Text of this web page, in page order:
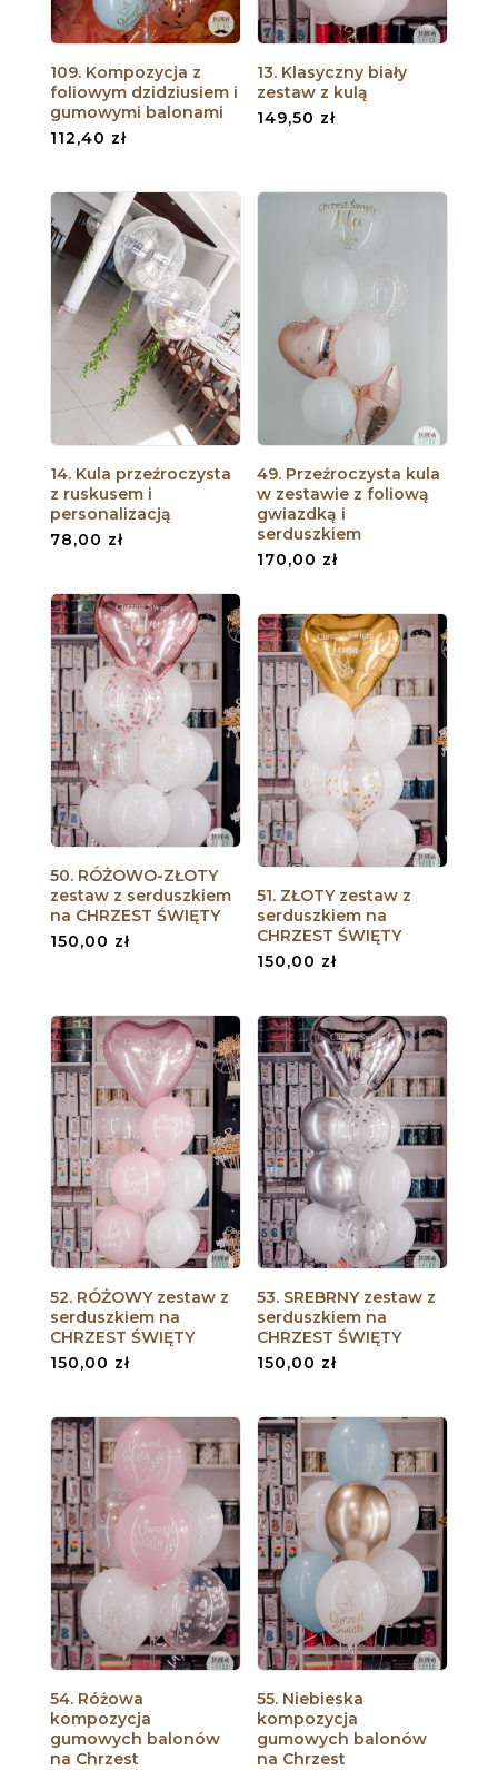
109. Kompozycja z
foliowym dzidziusiem i
gumowymi balonami
112,40 zł
13. Klasyczny biały
zestaw z kulą
149,50 zł
14. Kula przeźroczysta
z ruskusem i
personalizacją
78,00 zł
49. Przeźroczysta kula
w zestawie z foliową
gwiazdką i
serduszkiem
170,00 zł
50. RÓŻOWO-ZŁOTY
zestaw z serduszkiem
na CHRZEST ŚWIĘTY
150,00 zł
51. ZŁOTY zestaw z
serduszkiem na
CHRZEST ŚWIĘTY
150,00 zł
52. RÓŻOWY zestaw z
serduszkiem na
CHRZEST ŚWIĘTY
150,00 zł
53. SREBRNY zestaw z
serduszkiem na
CHRZEST ŚWIĘTY
150,00 zł
54. Różowa
kompozycja
gumowych balonów
na Chrzest
55. Niebieska
kompozycja
gumowych balonów
na Chrzest